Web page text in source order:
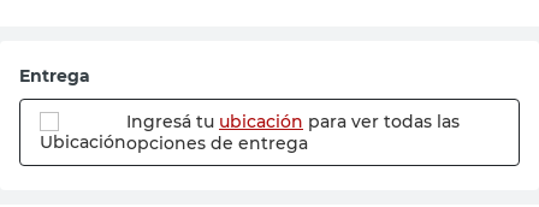
Entrega
Ingresá tu ubicación para ver todas las
opciones de entrega